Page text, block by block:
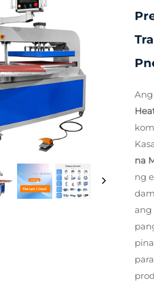
Ang
na
ng
ang